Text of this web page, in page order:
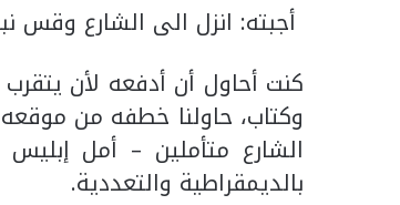
أجبته: انزل الى الشارع وقس
كنت أحاول أن أدفعه لأن
وكتاب، حاولنا خطفه من
الشارع متأملين – أمل
بالديمقراطية والتعددية.